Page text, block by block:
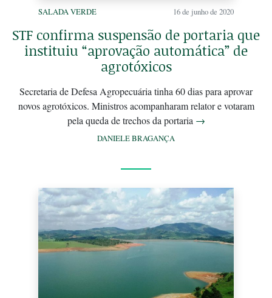
SALADA VERDE 16 de junho de 2020
STF confirma suspensão de portaria que
instituiu “aprovação automática” de
agrotóxicos
Secretaria de Defesa Agropecuária tinha 60 dias para aprovar
novos agrotóxicos. Ministros acompanharam relator e votaram
pela queda de trechos da portaria →
DANIELE BRAGANÇA